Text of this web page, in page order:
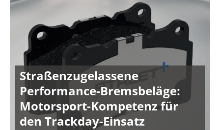
Straßenzugelassene
Performance-Bremsbeläge:
Motorsport-Kompetenz für
den Trackday-Einsatz